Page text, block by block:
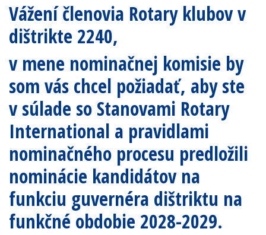
Vážení členovia Rotary klubov v
dištrikte 2240,
v mene nominačnej komisie by
som vás chcel požiadať, aby ste
v súlade so Stanovami Rotary
International a pravidlami
nominačného procesu predložili
nominácie kandidátov na
funkciu guvernéra dištriktu na
funkčné obdobie 2028-2029.